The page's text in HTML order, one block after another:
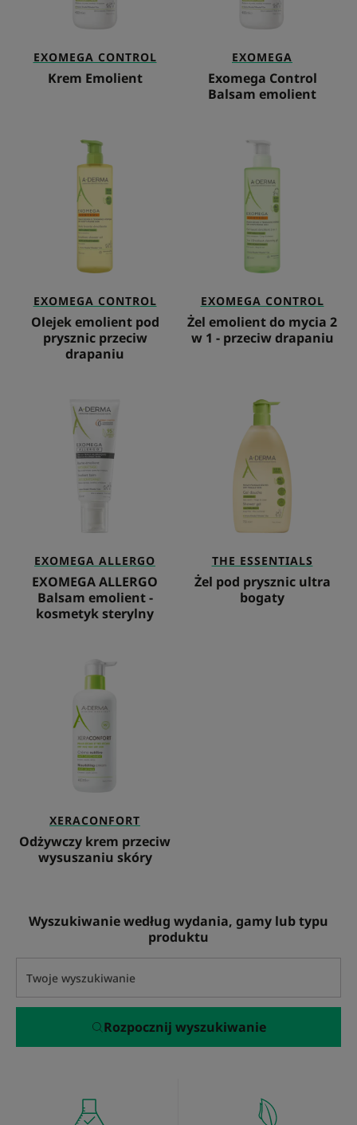
EXOMEGA CONTROL
Krem Emolient
EXOMEGA
Exomega Control
Balsam emolient
Olejek
emolient
pod
prysznic
przeciw
drapaniu
EXOMEGA CONTROL
Olejek emolient pod
prysznic przeciw
drapaniu
do
mycia
w
1
przeciw
drapaniu
EXOMEGA CONTROL
Żel emolient do mycia 2
w 1 - przeciw drapaniu
ALLERGO
Balsam
emolient
-
kosmetyk
EXOMEGA ALLERGO
EXOMEGA ALLERGO
Balsam emolient -
kosmetyk sterylny
Żel
pod
prysznic
ultra
bogaty
THE ESSENTIALS
Żel pod prysznic ultra
bogaty
krem
przeciw
wysuszaniu
skóry
XERACONFORT
Odżywczy krem przeciw
wysuszaniu skóry
Wyszukiwanie według wydania, gamy lub typu
produktu
Rozpocznij wyszukiwanie